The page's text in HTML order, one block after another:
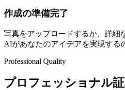
作成の準備完了
写真をアップロードするか、詳細
AIがあなたのアイデアを実現する
Professional Quality
プロフェッショナル